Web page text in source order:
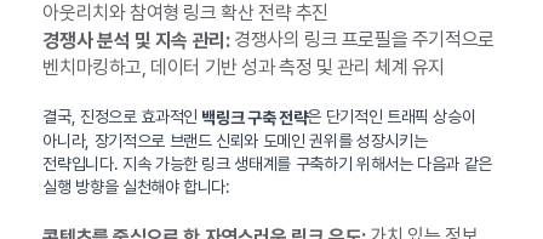
아웃리치와 참여형 링크 확산 전략 추진
경쟁사 분석 및 지속 관리:경쟁사의 링크 프로필을 주기적으로
벤치마킹하고, 데이터 기반 성과 측정 및 관리 체계 유지
결국, 진정으로 효과적인 백링크 구축 전략은 단기적인 트래픽 상승이
아니라, 장기적으로 브랜드 신뢰와 도메인 권위를 성장시키는
전략입니다. 지속 가능한 링크 생태계를 구축하기 위해서는 다음과 같은
실행 방향을 실천해야 합니다: